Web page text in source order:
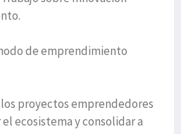
de emprendimiento
proyectos emprendedores
ecosistema y consolidar a